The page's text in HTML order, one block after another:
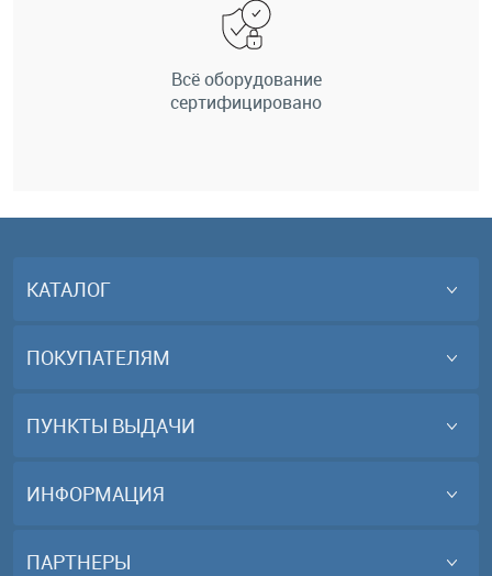
Всё оборудование
сертифицировано
КАТАЛОГ
ПОКУПАТЕЛЯМ
ПУНКТЫ ВЫДАЧИ
ИНФОРМАЦИЯ
ПАРТНЕРЫ